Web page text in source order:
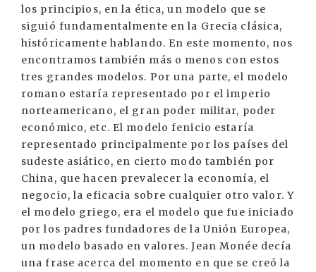
los principios, en la ética, un modelo que se
siguió fundamentalmente en la Grecia clásica,
históricamente hablando. En este momento, nos
encontramos también más o menos con estos
tres grandes modelos. Por una parte, el modelo
romano estaría representado por el imperio
norteamericano, el gran poder militar, poder
económico, etc. El modelo fenicio estaría
representado principalmente por los países del
sudeste asiático, en cierto modo también por
China, que hacen prevalecer la economía, el
negocio, la eficacia sobre cualquier otro valor. Y
el modelo griego, era el modelo que fue iniciado
por los padres fundadores de la Unión Europea,
un modelo basado en valores. Jean Monée decía
una frase acerca del momento en que se creó la